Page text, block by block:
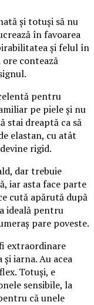
și totuși să nu
în favoarea
și felul în
contează
pentru
pe piele și nu
stai dreaptă ca să
elastan, cu atât
rigid.
dar trebuie
iar asta face parte
cută apărută după
ideală pentru
pare poveste.
extraordinare
iarna. Au acea
Totuși, e
sensibile, la
că unele